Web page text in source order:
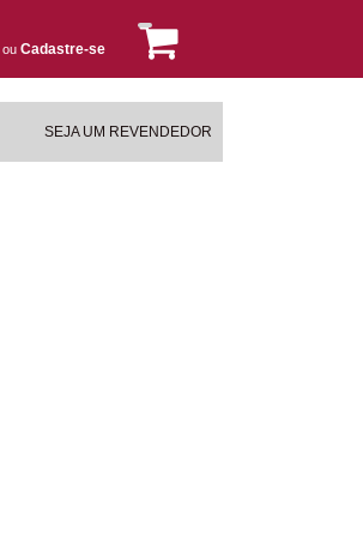
ou Cadastre-se
SEJA UM REVENDEDOR